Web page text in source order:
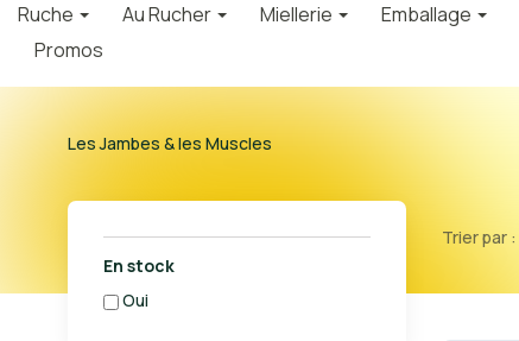
Ruche Au Rucher Miellerie Emballage
Promos
Les Jambes & les Muscles
En stock
oui
Trier par :